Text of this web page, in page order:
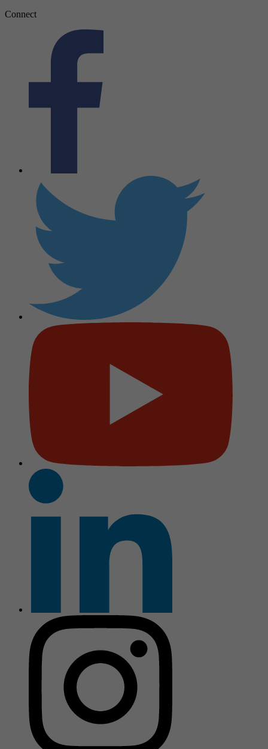
Connect